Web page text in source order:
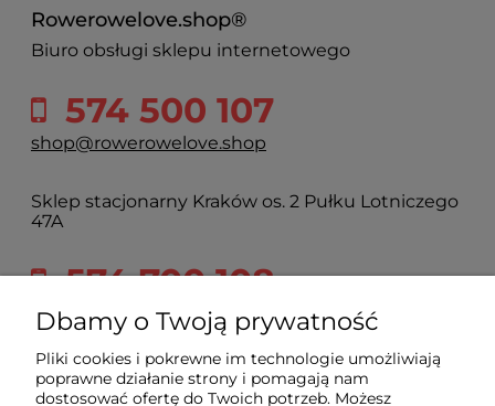
Rowerowelove.shop®
Biuro obsługi sklepu internetowego
574 500 107
shop@rowerowelove.shop
Sklep stacjonarny Kraków os. 2 Pułku Lotniczego
47A
574 700 108
2pulku@rowerowelove.shop
Sklep
Dbamy o Twoją prywatność
Pliki cookies i pokrewne im technologie umożliwiają
poprawne działanie strony i pomagają nam
dostosować ofertę do Twoich potrzeb. Możesz